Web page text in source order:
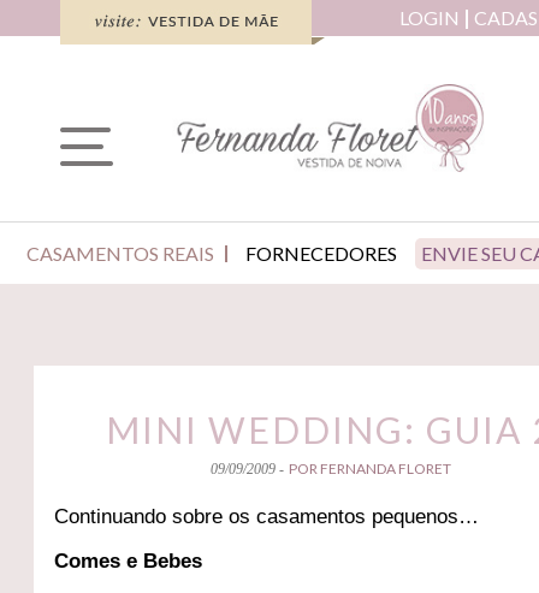
LOGIN
CASAMENTOS REAIS FORNECEDORES ENVIE SEU
MINI WEDDING: GUIA
09/09/2009 - POR FERNANDA FLORET
Continuando sobre os casamentos pequenos…
Comes e Bebes